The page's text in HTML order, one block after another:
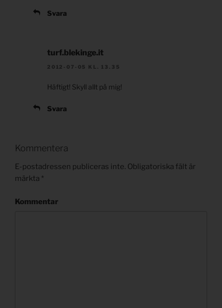
Svara
turf.blekinge.it
2012-07-05 KL. 13.35
Häftigt! Skyll allt på mig!
Svara
Kommentera
E-postadressen publiceras inte. Obligatoriska fält är
märkta *
Kommentar